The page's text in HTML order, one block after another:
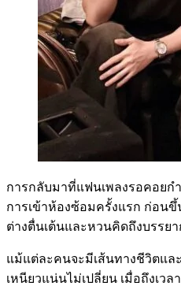
การกลับมาที่แฟนเพลงรอคอยก
การเข้าห้องซ้อมครั้งแรก ก่อน
ต่างตื่นเต้นและหวนคิดถึงบรรย
แม้แต่ละคนจะมีเส้นทางชีวิตแล
เหนียวแน่นไม่เปลี่ยน เมื่อถึงเว